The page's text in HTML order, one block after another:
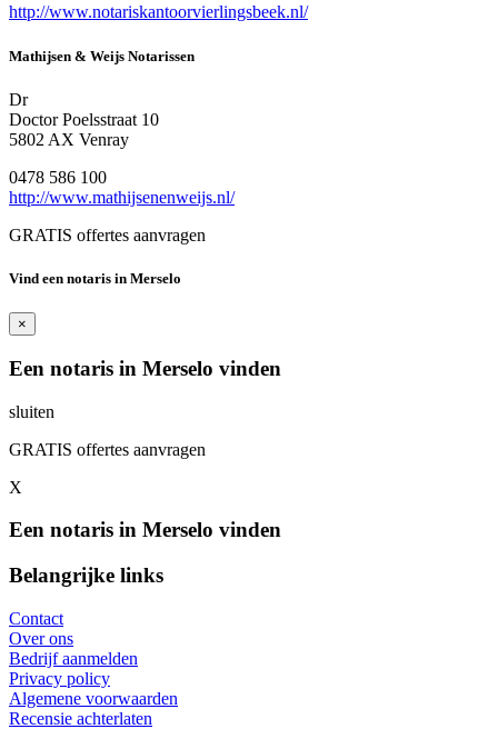
http://www.notariskantoorvierlingsbeek.nl/
Mathijsen & Weijs Notarissen
Dr
Doctor Poelsstraat 10
5802 AX Venray
0478 586 100
http://www.mathijsenenweijs.nl/
GRATIS offertes aanvragen
Vind een notaris in Merselo
×
Een notaris in Merselo vinden
sluiten
GRATIS offertes aanvragen
X
Een notaris in Merselo vinden
Belangrijke links
Contact
Over ons
Bedrijf aanmelden
Privacy policy
Algemene voorwaarden
Recensie achterlaten